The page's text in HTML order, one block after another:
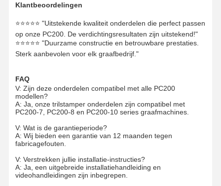
Klantbeoordelingen
⭐⭐⭐⭐⭐ "Uitstekende kwaliteit onderdelen die perfect passen
op onze PC200. De verdichtingsresultaten zijn uitstekend!"
⭐⭐⭐⭐⭐ "Duurzame constructie en betrouwbare prestaties.
Sterk aanbevolen voor elk graafbedrijf."
FAQ
V: Zijn deze onderdelen compatibel met alle PC200
modellen?
A: Ja, onze trilstamper onderdelen zijn compatibel met
PC200-7, PC200-8 en PC200-10 series graafmachines.
V: Wat is de garantieperiode?
A: Wij bieden een garantie van 12 maanden tegen
fabricagefouten.
V: Verstrekken jullie installatie-instructies?
A: Ja, een uitgebreide installatiehandleiding en
videohandleidingen zijn inbegrepen.